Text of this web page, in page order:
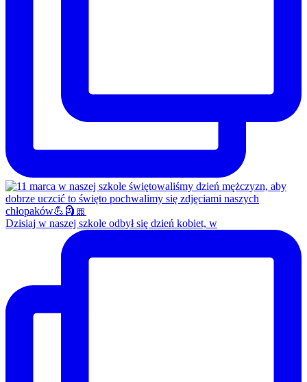
Dzisiaj w naszej szkole odbył się dzień kobiet, w